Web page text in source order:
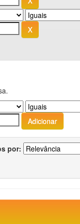
por: